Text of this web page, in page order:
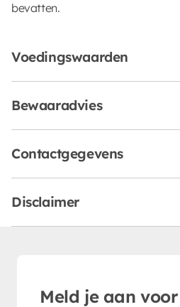
bevatten.
Voedingswaarden
Bewaaradvies
Contactgegevens
Disclaimer
Meld je aan